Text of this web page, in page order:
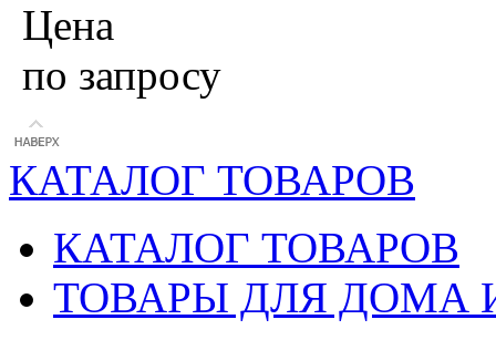
Цена
по запросу
КАТАЛОГ ТОВАРОВ
КАТАЛОГ ТОВАРОВ
ТОВАРЫ ДЛЯ ДОМА